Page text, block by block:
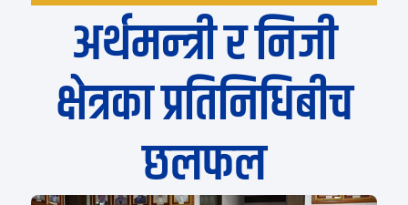
अर्थमन्त्री र निजी
क्षेत्रका प्रतिनिधिबीच
छलफल